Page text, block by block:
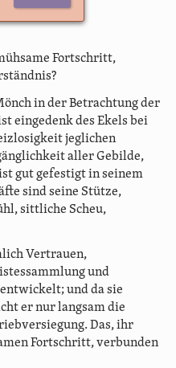
Fortschritt,
in der Betrachtung der
eingedenk des Ekels bei
jeglichen
aller Gebilde,
gut gefestigt in seinem
sind seine Stütze,
sittliche Scheu,
Vertrauen,
und
und da sie
er nur langsam die
Das, ihr
Fortschritt, verbunden